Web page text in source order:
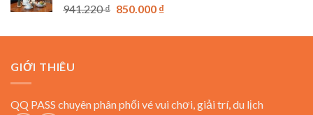
941.220₫ Giá
là:
850.000 ₫Giá
tại
GIỚI THIÊU
QQ PASS chuyên phân phối vé vui chơi, giải trí, du lịch